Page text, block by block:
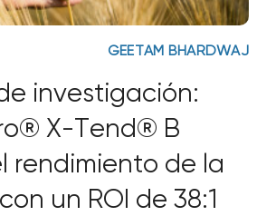
GEETAM BHARDWAJ
investigación:
X-Tend® B
rendimiento de la
un ROI de 38:1